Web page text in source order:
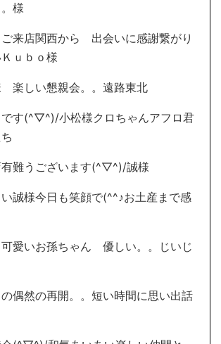
様
来店関西から 出会いに感謝繋がり
ｕｂｏ様
楽しい懇親会。。遠路東北
です(^▽^)/小松様クロちゃんアフロ君
難うございます(^▽^)/誠様
誠様今日も笑顔で(^^♪お土産まで感
愛いお孫ちゃん 優しい。。じいじ
偶然の再開。。短い時間に思い出話